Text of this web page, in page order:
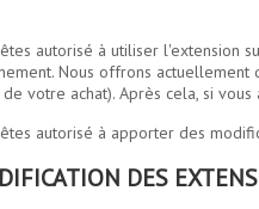
autorisé à utiliser l'extension
Nous offrons
votre achat). Après cela, si
autorisé à apporter des
DES